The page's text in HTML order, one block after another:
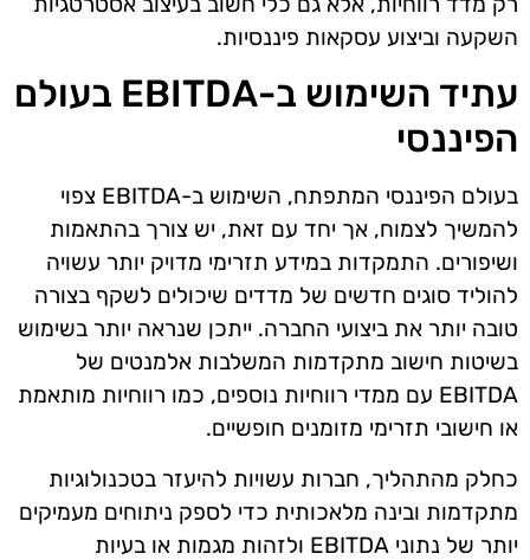
השקעה וביצוע עסקאות פיננסיות.
עתיד השימוש ב-EBITDA בעולם
הפיננסי
בעולם הפיננסי המתפתח, השימוש ב-EBITDA צפוי
להמשיך לצמוח, אך יחד עם זאת, יש צורך בהתאמות
ושיפורים. התמקדות במידע תזרימי מדויק יותר עשויה
להוליד סוגים חדשים של מדדים שיכולים לשקף בצורה
טובה יותר את ביצועי החברה. ייתכן שנראה יותר בשימוש
בשיטות חישוב מתקדמות המשלבות אלמנטים של
EBITDA עם ממדי רווחיות נוספים, כמו רווחיות מותאמת
או חישובי תזרימי מזומנים חופשיים.
כחלק מהתהליך, חברות עשויות להיעזר בטכנולוגיות
מתקדמות ובינה מלאכותית כדי לספק ניתוחים מעמיקים
יותר של נתוני EBITDA ולזהות מגמות או בעיות